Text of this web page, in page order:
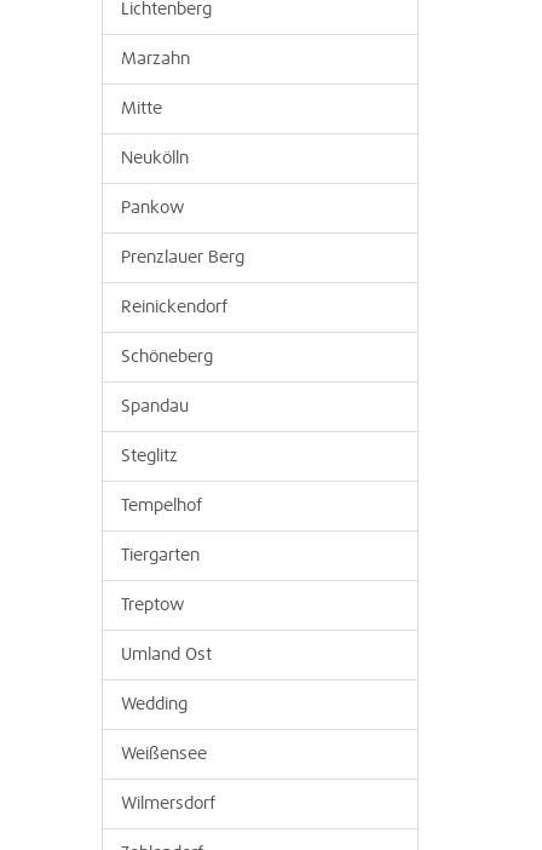
Lichtenberg
Marzahn
Mitte
Neukölln
Pankow
Prenzlauer Berg
Reinickendorf
Schöneberg
Spandau
Steglitz
Tempelhof
Tiergarten
Treptow
Umland Ost
Wedding
Weißensee
Wilmersdorf